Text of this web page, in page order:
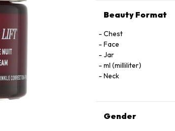
Beauty Format
Chest
Face
Jar
ml (milliliter)
Neck
Gender